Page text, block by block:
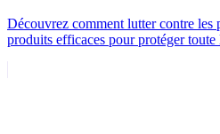
Découvrez comment lutter contre les
produits efficaces pour protéger toute